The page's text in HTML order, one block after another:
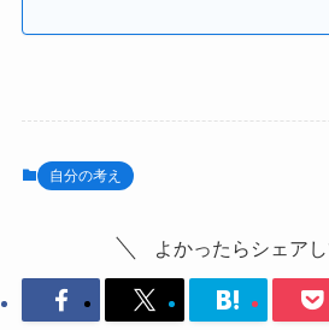
自分の考え
よかったらシェアし